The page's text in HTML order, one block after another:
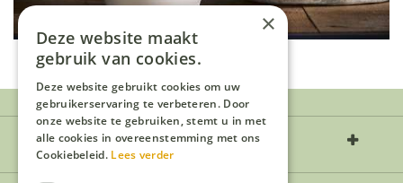
Over ons
×
Deze website maakt
gebruik van cookies.
Deze website gebruikt cookies om uw
gebruikerservaring te verbeteren. Door
onze website te gebruiken, stemt u in met
alle cookies in overeenstemming met ons
Cookiebeleid. Lees verder